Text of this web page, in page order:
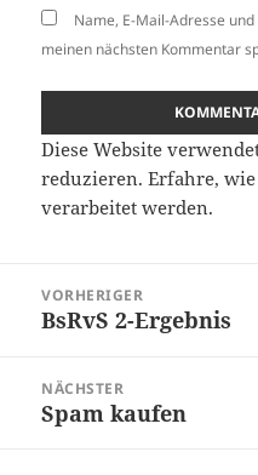
Name, E-Mail-Adresse
meinen nächsten Kommentar
Diese Website
reduzieren.Erfahre,
verarbeitet werden.
VORHERIGER
Vorheriger
BsRvS 2-Ergebnis
NÄCHSTER
Nächster
Spam kaufen